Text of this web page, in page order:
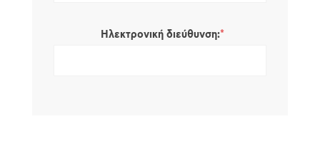
Ηλεκτρονική διεύθυνση:*